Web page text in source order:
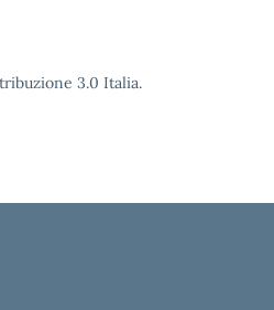
3.0 Italia.